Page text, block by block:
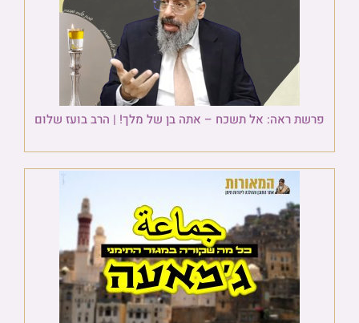
פרשת ראה: אל תשכח – אתה בן של מלך! | הרב בועז שלום